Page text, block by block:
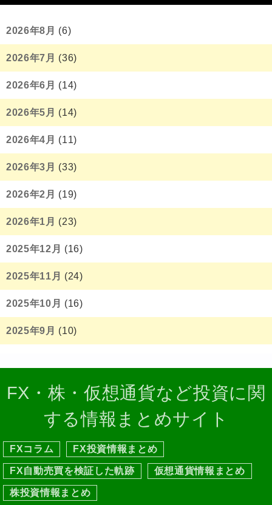
2026年8月 (6)
2026年7月 (36)
2026年6月 (14)
2026年5月 (14)
2026年4月 (11)
2026年3月 (33)
2026年2月 (19)
2026年1月 (23)
2025年12月 (16)
2025年11月 (24)
2025年10月 (16)
2025年9月 (10)
FX・株・仮想通貨など投資に関
する情報まとめサイト
FXコラム FX投資情報まとめ
FX自動売買を検証した軌跡 仮想通貨情報まとめ
株投資情報まとめ